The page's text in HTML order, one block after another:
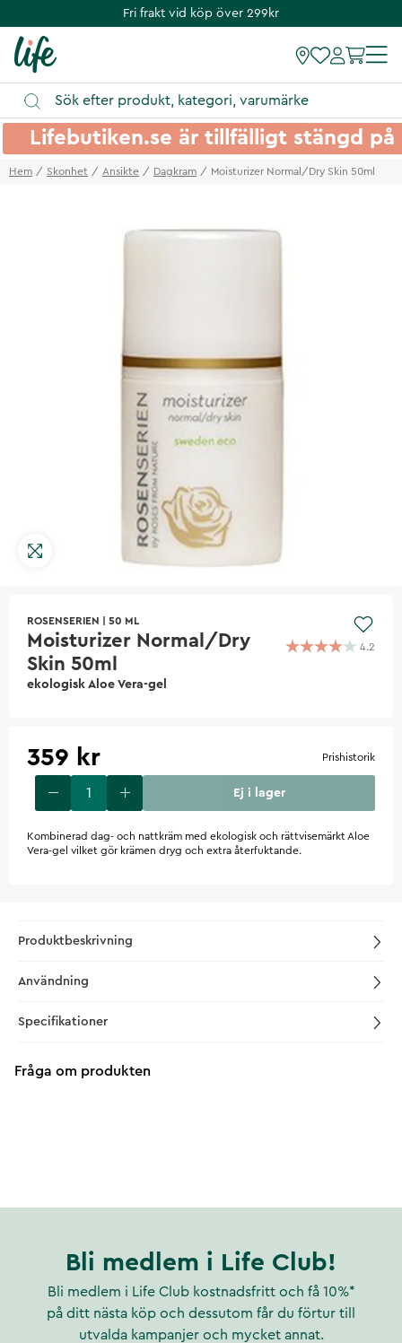
Fri frakt vid köp över 299kr
Lifebutiken.se är tillfälligt stängd
Hem Skonhet Ansikte Dagkram Moisturizer Normal/Dry Skin 50ml
ROSENSERIEN 50 ML
Moisturizer Normal/Dry
Skin 50ml
ekologisk Aloe Vera-gel
4.2
359 kr Prishistorik
Ej i lager
Kombinerad dag- och nattkräm med ekologisk och rättvisemärkt Aloe
Vera-gel vilket gör krämen dryg och extra återfuktande.
Produktbeskrivning
Användning
Specifikationer
Fråga om produkten
Bli medlem i Life Club!
Bli medlem i Life Club kostnadsfritt och få 10%*
på ditt nästa köp och dessutom får du förtur till
utvalda kampanjer och mycket annat.